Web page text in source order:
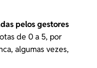
pelos gestores
de 0 a 5, por
algumas vezes,